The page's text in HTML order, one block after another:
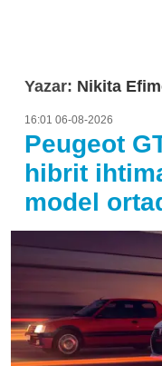
Yazar: Nikita
16:01 06-08-2026
Peugeot
hibrit
model